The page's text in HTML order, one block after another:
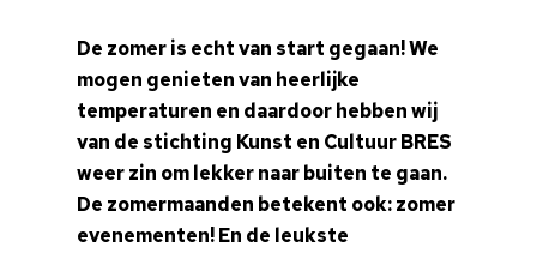
De zomer is echt van start gegaan! We
mogen genieten van heerlijke
temperaturen en daardoor hebben wij
van de stichting Kunst en Cultuur BRES
weer zin om lekker naar buiten te gaan.
De zomermaanden betekent ook: zomer
evenementen! En de leukste